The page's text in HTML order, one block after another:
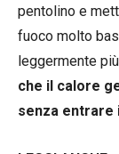
pentolino e
fuoco molto
leggermente
che il calore
senza entrare